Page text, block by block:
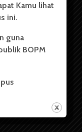
Kamu lihat
ini.
guna
BOPM